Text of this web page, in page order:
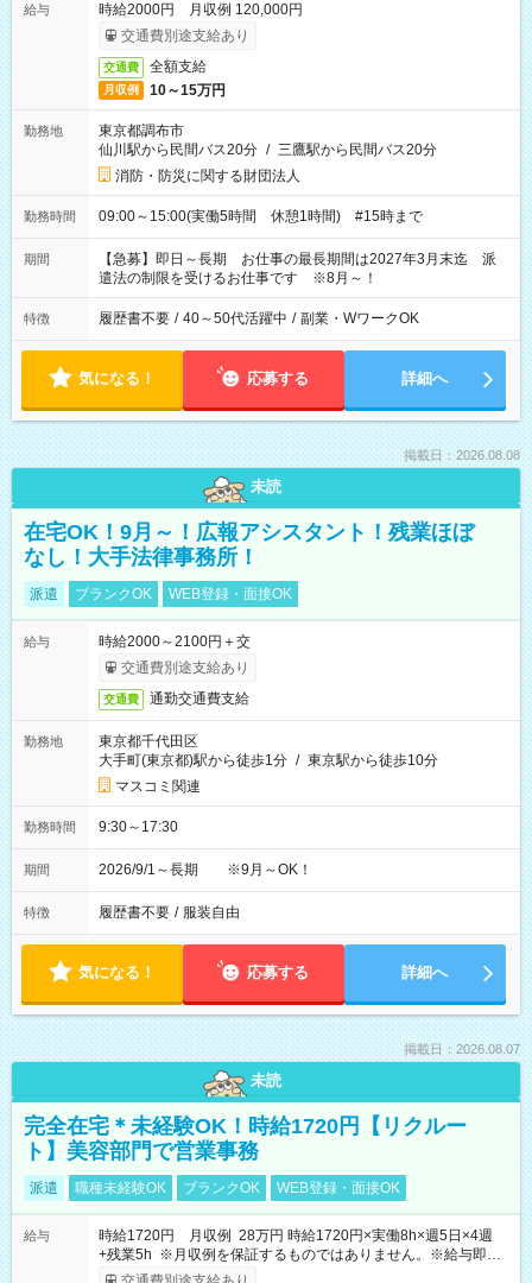
給与
時給2000円 月収例 120,000円
交通費別途支給あり
交通費 全額支給
月収例 10～15万円
勤務地
東京都調布市
仙川駅から民間バス20分 / 三鷹駅から民間バス20分
消防・防災に関する財団法人
勤務時間 09:00～15:00(実働5時間 休憩1時間) #15時まで
期間
【急募】即日～長期 お仕事の最長期間は2027年3月末迄 派
遣法の制限を受けるお仕事です ※8月～！
特徴 履歴書不要 / 40～50代活躍中 / 副業・WワークOK
気になる！ 応募する 詳細へ
掲載日：2026.08.08
未読
在宅OK！9月～！広報アシスタント！残業ほぼ
なし！大手法律事務所！
派遣 ブランクOK WEB登録・面接OK
給与
時給2000～2100円＋交
交通費別途支給あり
交通費 通勤交通費支給
勤務地
東京都千代田区
大手町(東京都)駅から徒歩1分 / 東京駅から徒歩10分
マスコミ関連
勤務時間 9:30～17:30
期間 2026/9/1～長期 ※9月～OK！
特徴 履歴書不要 / 服装自由
気になる！ 応募する 詳細へ
掲載日：2026.08.07
未読
完全在宅＊未経験OK！時給1720円【リクルー
ト】美容部門で営業事務
派遣 職種未経験OK ブランクOK WEB登録・面接OK
給与
時給1720円 月収例 28万円 時給1720円×実働8h×週5日×4週
+残業5h ※月収例を保証するものではありません。※給与即受
取りサービス利用可（利用条件有）